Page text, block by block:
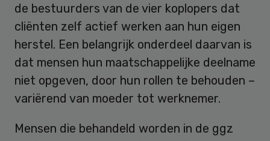
de bestuurders van de vier koplopers dat
cliënten zelf actief werken aan hun eigen
herstel. Een belangrijk onderdeel daarvan is
dat mensen hun maatschappelijke deelname
niet opgeven, door hun rollen te behouden –
variërend van moeder tot werknemer.
Mensen die behandeld worden in de ggz